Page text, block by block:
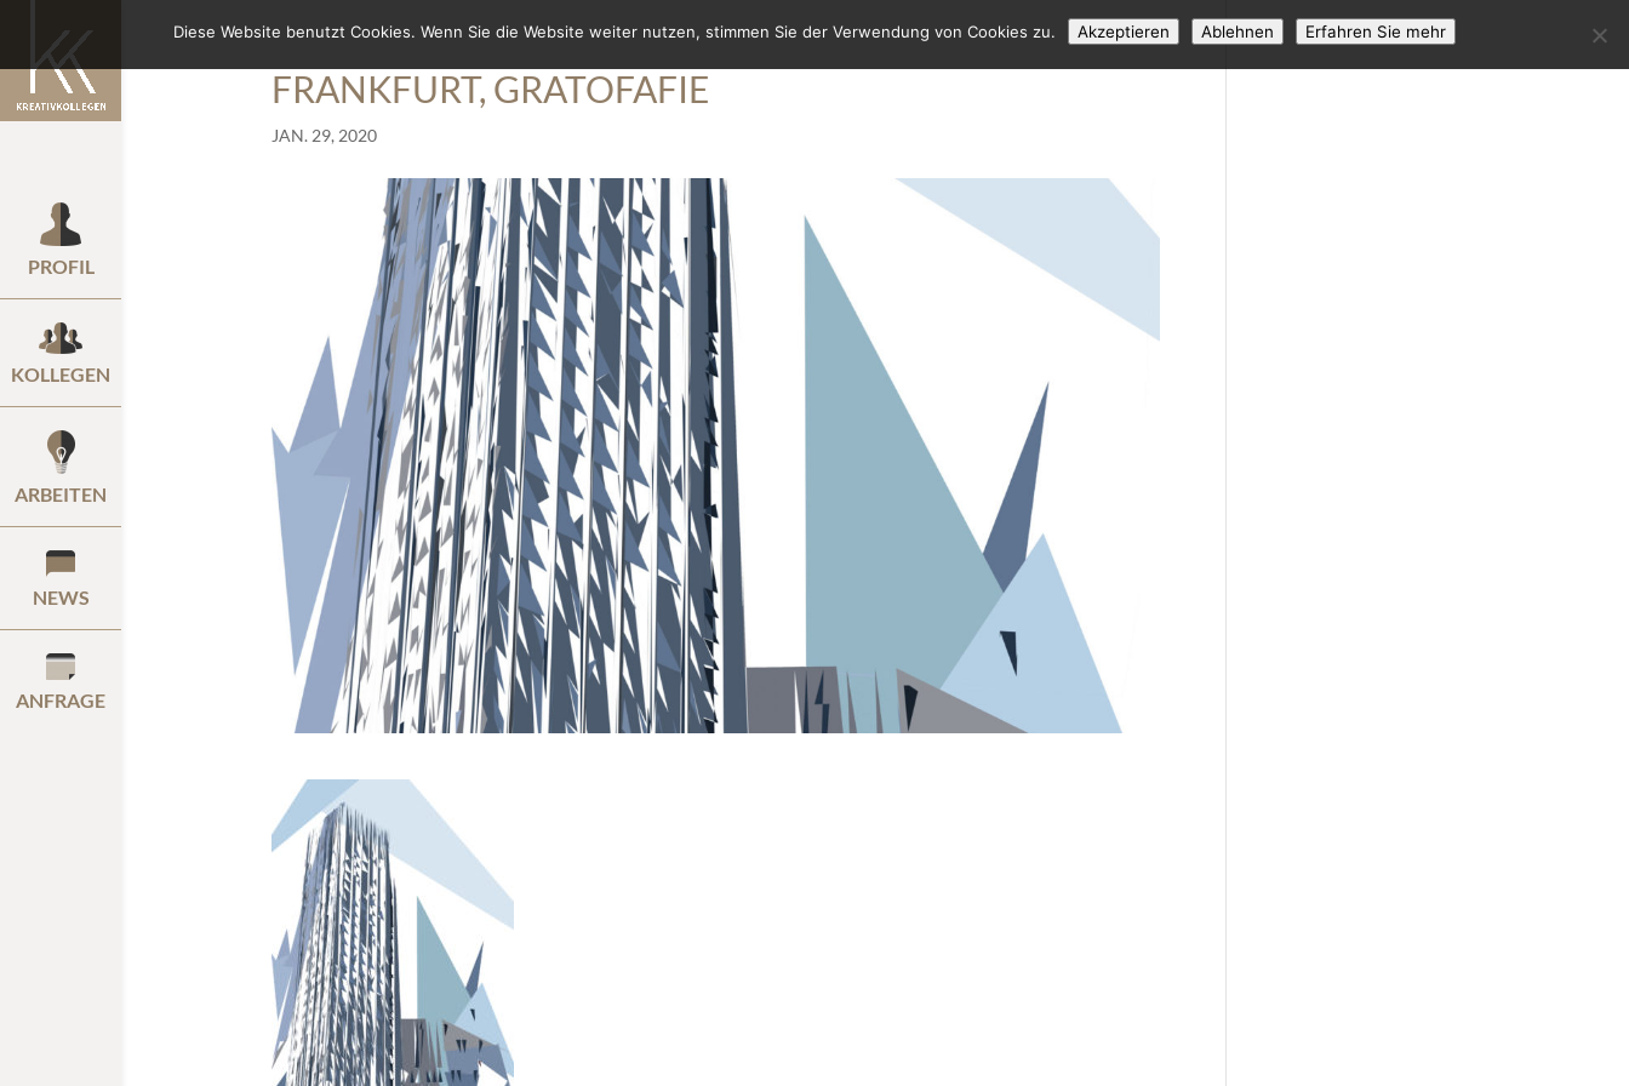
PROFIL
KOLLEGEN
ARBEITEN
NEWS
ANFRAGE
FRANKFURT, GRATOFAFIE
JAN. 29, 2020
Diese Website benutzt Cookies. Wenn Sie die Website weiter nutzen, stimmen Sie der Verwendung von Cookies zu. Akzeptieren Ablehnen Erfahren Sie mehr